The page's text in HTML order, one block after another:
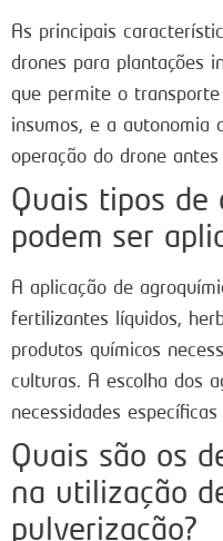
As principais
drones para plantações
que permite o
insumos, e a autonomia
operação do drone
Quais tipos de
podem ser
A aplicação de
fertilizantes líquidos,
produtos químicos
culturas. A escolha dos
necessidades
Quais são os
na utilização
pulverização?